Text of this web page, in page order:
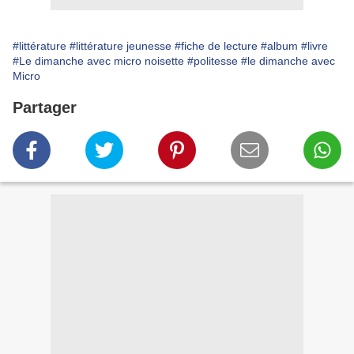
#littérature #littérature jeunesse #fiche de lecture #album #livre
#Le dimanche avec micro noisette #politesse #le dimanche avec
Micro
Partager